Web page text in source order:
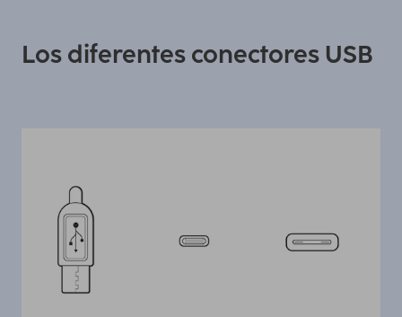
Los diferentes conectores USB